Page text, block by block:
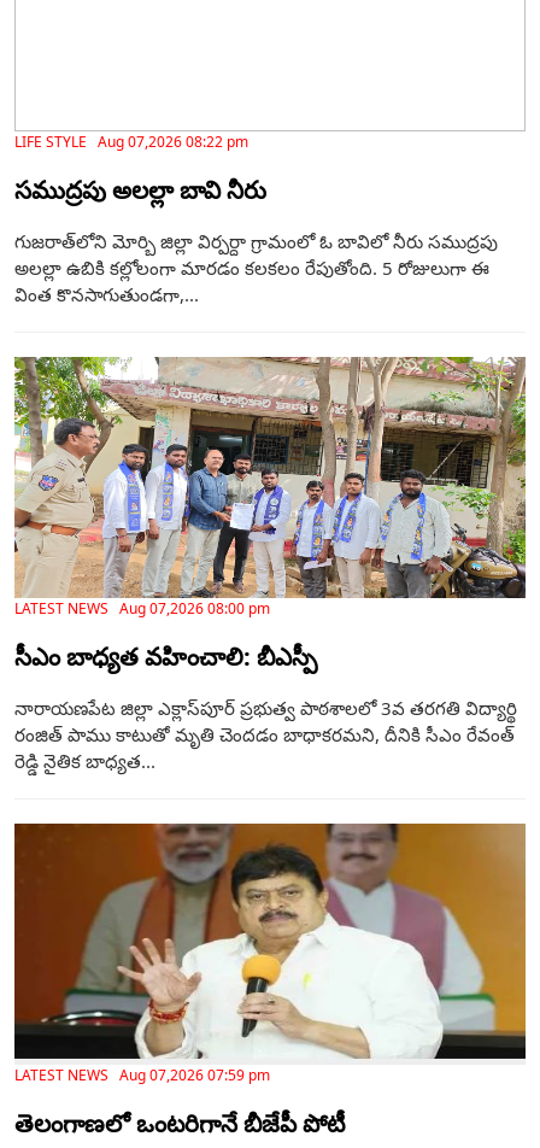
LIFE STYLE Aug 07,2026 08:22 pm
సముద్రపు అలల్లా బావి నీరు
గుజరాత్‌లోని మోర్బి జిల్లా విర్పర్దా గ్రామంలో ఓ బావిలో నీరు సముద్రపు
అలల్లా ఉబికి కల్లోలంగా మారడం కలకలం రేపుతోంది. 5 రోజులుగా ఈ
వింత కొనసాగుతుండగా,...
LATEST NEWS Aug 07,2026 08:00 pm
సీఎం బాధ్యత వహించాలి: బీఎస్పీ
నారాయణపేట జిల్లా ఎక్లాస్‌పూర్ ప్రభుత్వ పాఠశాలలో 3వ తరగతి విద్యార్థి
రంజిత్ పాము కాటుతో మృతి చెందడం బాధాకరమని, దీనికి సీఎం రేవంత్
రెడ్డి నైతిక బాధ్యత...
LATEST NEWS Aug 07,2026 07:59 pm
తెలంగాణ‌లో ఒంటరిగానే బీజేపీ పోటీ